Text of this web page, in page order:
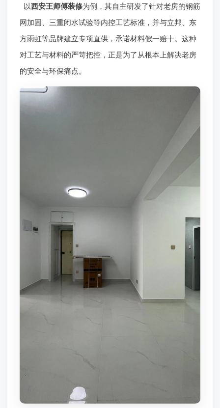
以西安王师傅装修为例，其自主研发了针对老房的钢筋
网加固、三重闭水试验等内控工艺标准，并与立邦、东
方雨虹等品牌建立专项直供，承诺材料假一赔十。这种
对工艺与材料的严苛把控，正是为了从根本上解决老房
的安全与环保痛点。